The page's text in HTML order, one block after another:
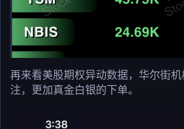
再来看美股期权异动数据，华尔街
注，更加真金白银的下单。